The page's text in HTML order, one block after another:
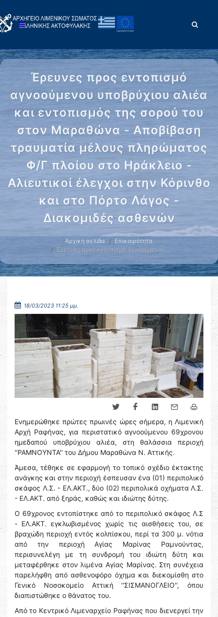
Έρευνες προς εντοπισμό
αγνοούμενου υποβρύχιου αλιέα
και εντοπισμός της σορού του
στον Μαραθώνα - Αποβίβαση
τραυματία μέλους πληρώματος
Φ/Γ πλοίου στο Ηράκλειο -
Αλιευτικοί έλεγχοι στην Κόρινθο
και στο Πόρτο Λάγος -
Διακομιδές ασθενών
Αρχική σελίδα
Επικαιρότητα
Έρευνες προς εντοπισμό αγνοούμενου …
18/03/2023 11:25 μμ.
Ενημερώθηκε πρώτες πρωινές ώρες σήμερα, η Λιμενική
Αρχή Ραφήνας, για περιστατικό αγνοούμενου 69χρονου
ημεδαπού υποβρύχιου αλιέα, στη θαλάσσια περιοχή
''ΡΑΜΝΟΥΝΤΑ'' του Δήμου Μαραθώνα Ν. Αττικής.
Άμεσα, τέθηκε σε εφαρμογή το τοπικό σχέδιο έκτακτης
ανάγκης και στην περιοχή έσπευσαν ένα (01) περιπολικό
σκάφος Λ.Σ. - ΕΛ.ΑΚΤ., δύο (02) περιπολικά οχήματα Λ.Σ.
- ΕΛ.ΑΚΤ. από ξηράς, καθώς και ιδιώτης δύτης.
Ο 69χρονος εντοπίστηκε από το περιπολικό σκάφος Λ.Σ
- ΕΛ.ΑΚΤ. εγκλωβισμένος χωρίς τις αισθήσεις του, σε
βραχώδη περιοχή εντός κολπίσκου, περί τα 300 μ. νότια
από την περιοχή Αγίας Μαρίνας Ραμνούντας,
περισυνελέγη με τη συνδρομή του ιδιώτη δύτη και
μεταφέρθηκε στον λιμένα Αγίας Μαρίνας. Στη συνέχεια
παρελήφθη από ασθενοφόρο όχημα και διεκομίσθη στο
Γενικό Νοσοκομείο Αττική ''ΣΙΣΜΑΝΟΓΛΕΙΟ'', όπου
διαπιστώθηκε ο θάνατος του.
Από το Κεντρικό Λιμεναρχείο Ραφήνας που διενεργεί την